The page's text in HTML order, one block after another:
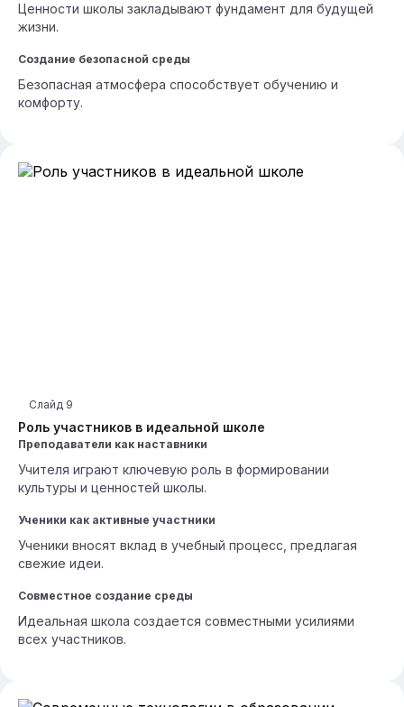
Ценности школы закладывают фундамент для будущей
жизни.
Создание безопасной среды
Безопасная атмосфера способствует обучению и
комфорту.
Роль участников в идеальной школе
Слайд 9
Преподаватели как наставники
Учителя играют ключевую роль в формировании
культуры и ценностей школы.
Ученики как активные участники
Ученики вносят вклад в учебный процесс, предлагая
свежие идеи.
Совместное создание среды
Идеальная школа создается совместными усилиями
всех участников.